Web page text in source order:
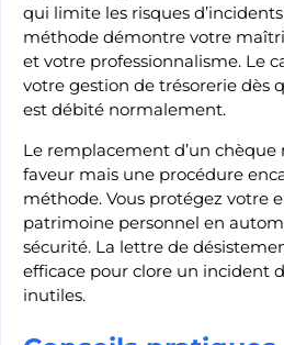
qui limite les risques
méthode démontre votre
et votre professionnalisme. Le
votre gestion de trésorerie dès
est débité normalement.
Le remplacement d’un chèque
faveur mais une procédure
méthode. Vous protégez votre
patrimoine personnel en
sécurité. La lettre de
efficace pour clore un incident
inutiles.